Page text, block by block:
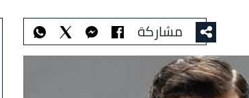
مشاركة